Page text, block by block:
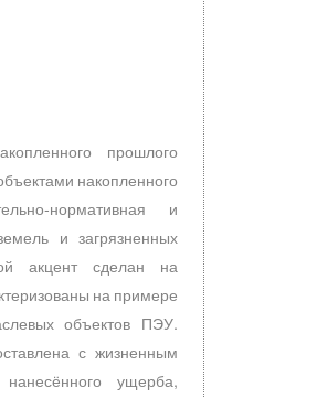
прошлого
накопленного
нормативная и
и загрязненных
акцент сделан на
на примере
объектов ПЭУ.
с жизненным
ущерба,